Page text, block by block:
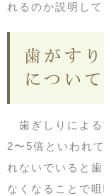
れるのか説明して
歯がす
について
歯ぎしりによる
2〜5倍といわれ
れないでいると
なくなることで